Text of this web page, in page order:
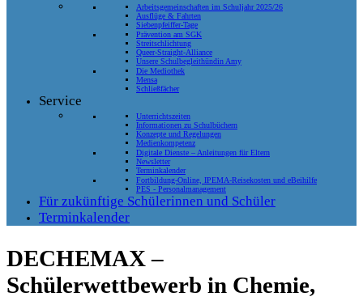
Arbeitsgemeinschaften im Schuljahr 2025/26
Ausflüge & Fahrten
Siebenpfeiffer-Tage
Prävention am SGK
Streitschlichtung
Queer-Straight-Alliance
Unsere Schulbegleithündin Amy
Die Mediothek
Mensa
Schließfächer
Service
Unterrichtszeiten
Informationen zu Schulbüchern
Konzepte und Regelungen
Medienkompetenz
Digitale Dienste – Anleitungen für Eltern
Newsletter
Terminkalender
Fortbildung-Online, IPEMA-Reisekosten und eBeihilfe
PES - Personalmanagement
Für zukünftige Schülerinnen und Schüler
Terminkalender
DECHEMAX –
Schülerwettbewerb in Chemie,